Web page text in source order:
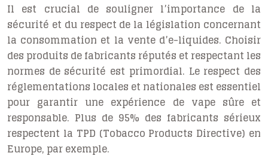
Il est crucial de souligner l’importance de la
sécurité et du respect de la législation concernant
la consommation et la vente d’e-liquides. Choisir
des produits de fabricants réputés et respectant les
normes de sécurité est primordial. Le respect des
réglementations locales et nationales est essentiel
pour garantir une expérience de vape sûre et
responsable. Plus de 95% des fabricants sérieux
respectent la TPD (Tobacco Products Directive) en
Europe, par exemple.